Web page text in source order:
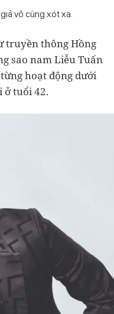
vô cùng xót xa.
truyền thông Hồng
sao nam Liễu Tuấn
hoạt động dưới
ở tuổi 42.